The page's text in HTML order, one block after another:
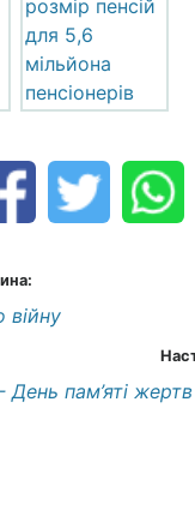
війну
пам’яті